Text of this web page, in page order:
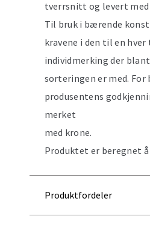
tverrsnitt og levert
Til bruk i bærende
kravene i den til en
individmerking der
sorteringen er med.
produsentens
merket
med krone.
Produktet er beregnet
Produktfordeler